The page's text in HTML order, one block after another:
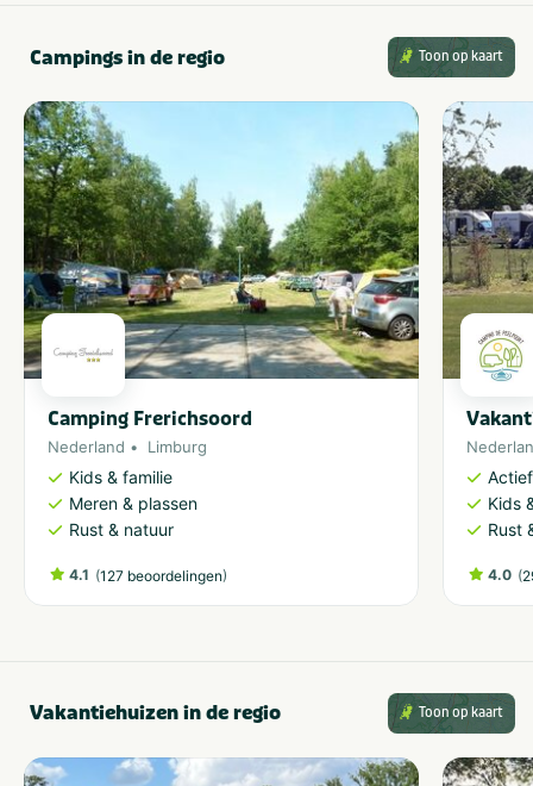
Campings in de regio Toon op kaart
Camping Frerichsoord
Nederland Limburg
Kids & familie
Meren & plassen
Rust & natuur
4.1 (127 beoordelingen)
Kids
Rust
4.0 (
Vakantiehuizen in de regio Toon op kaart